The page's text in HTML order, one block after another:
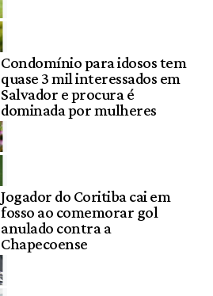
Condomínio para idosos tem
quase 3 mil interessados em
Salvador e procura é
dominada por mulheres
Jogador do Coritiba cai em
fosso ao comemorar gol
anulado contra a
Chapecoense